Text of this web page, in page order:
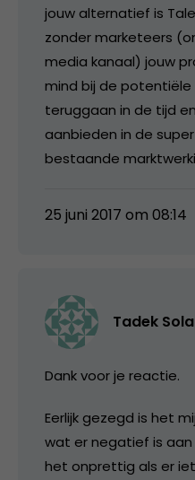
jouw alternatief is
zonder marketeers
media kanaal) jouw
mind bij de potentiële
teruggaan in de tijd
aanbieden in de
bestaande
25 juni 2017 om 08:14
Tadek
Dank voor je reactie.
Eerlijk gezegd is het
wat er negatief is aan
het onprettig als er